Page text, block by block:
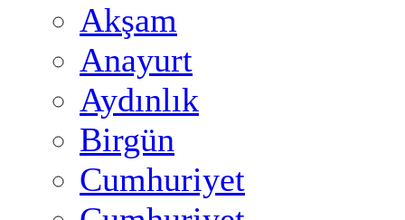
Akşam
Anayurt
Aydınlık
Birgün
Cumhuriyet